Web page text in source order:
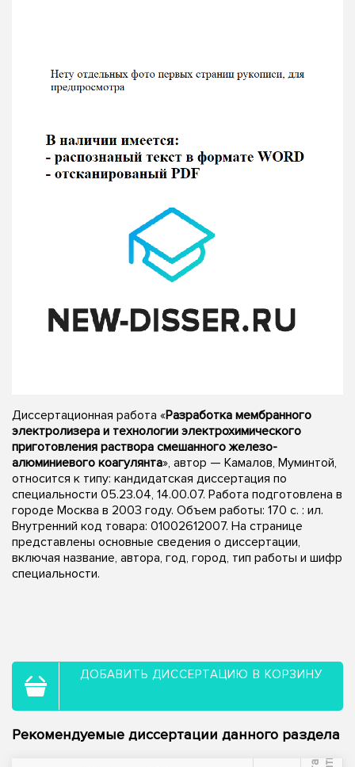
Диссертационная работа «Разработка мембранного
электролизера и технологии электрохимического
приготовления раствора смешанного железо-
алюминиевого коагулянта», автор — Камалов, Муминтой,
относится к типу: кандидатская диссертация по
специальности 05.23.04, 14.00.07. Работа подготовлена в
городе Москва в 2003 году. Объем работы: 170 с. : ил.
Внутренний код товара: 01002612007. На странице
представлены основные сведения о диссертации,
включая название, автора, год, город, тип работы и шифр
специальности.
ДОБАВИТЬ ДИССЕРТАЦИЮ В КОРЗИНУ
Рекомендуемые диссертации данного раздела